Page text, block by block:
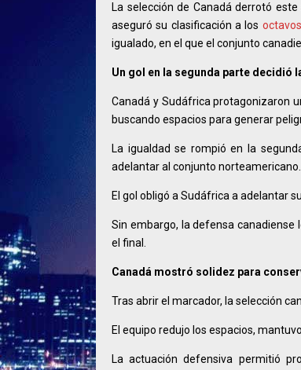
La selección de Canadá derrotó
aseguró su clasificación a los
igualado, en el que el conjunto
Un gol en la segunda parte decidió
Canadá y Sudáfrica protagonizaron
buscando espacios para generar
La igualdad se rompió en la
adelantar al conjunto norteamericano.
El gol obligó a Sudáfrica a adelantar
Sin embargo, la defensa
el final.
Canadá mostró solidez para
Tras abrir el marcador, la selección
El equipo redujo los espacios,
La actuación defensiva permitió